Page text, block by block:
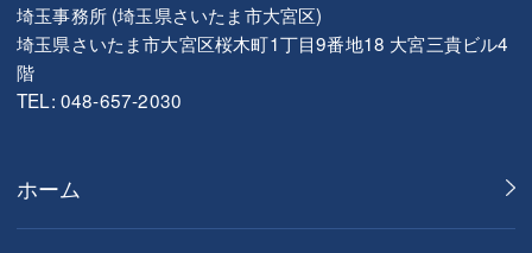
埼玉事務所 (埼玉県さいたま市大宮区)
埼玉県さいたま市大宮区桜木町1丁目9番地18 大宮三貴ビル4
階
TEL: 048-657-2030
ホーム